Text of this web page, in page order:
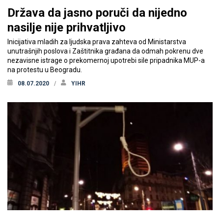
Država da jasno poruči da nijedno
nasilje nije prihvatljivo
Inicijativa mladih za ljudska prava zahteva od Ministarstva
unutrašnjih poslova i Zaštitnika građana da odmah pokrenu dve
nezavisne istrage o prekomernoj upotrebi sile pripadnika MUP-a
na protestu u Beogradu.
08.07.2020 YIHR